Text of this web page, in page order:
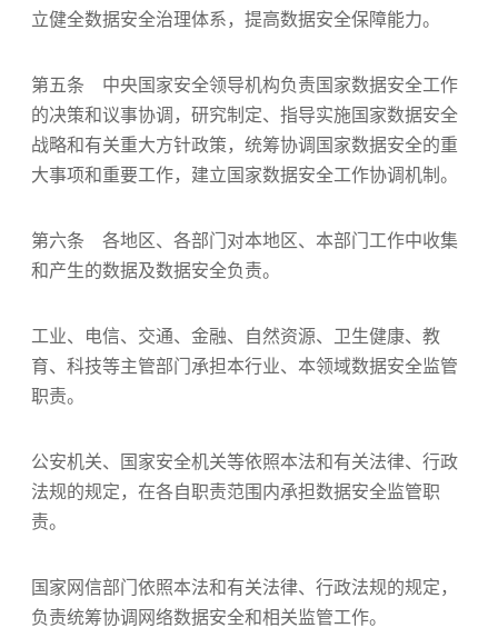
立健全数据安全治理体系，提高数据安全保障能力。
第五条 中央国家安全领导机构负责国家数据安全工作
的决策和议事协调，研究制定、指导实施国家数据安全
战略和有关重大方针政策，统筹协调国家数据安全的重
大事项和重要工作，建立国家数据安全工作协调机制。
第六条 各地区、各部门对本地区、本部门工作中收集
和产生的数据及数据安全负责。
工业、电信、交通、金融、自然资源、卫生健康、教
育、科技等主管部门承担本行业、本领域数据安全监管
职责。
公安机关、国家安全机关等依照本法和有关法律、行政
法规的规定，在各自职责范围内承担数据安全监管职
责。
国家网信部门依照本法和有关法律、行政法规的规定，
负责统筹协调网络数据安全和相关监管工作。